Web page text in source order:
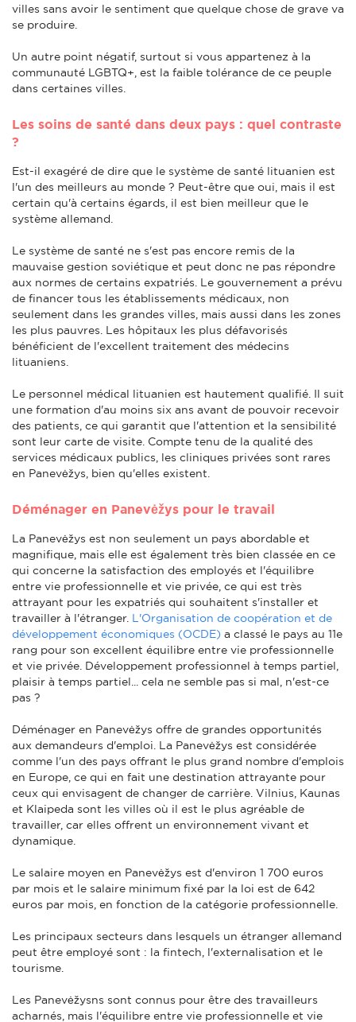
villes sans avoir le sentiment que quelque chose de grave va
se produire.
Un autre point négatif, surtout si vous appartenez à la
communauté LGBTQ+, est la faible tolérance de ce peuple
dans certaines villes.
Les soins de santé dans deux pays : quel contraste
?
Est-il exagéré de dire que le système de santé lituanien est
l'un des meilleurs au monde ? Peut-être que oui, mais il est
certain qu'à certains égards, il est bien meilleur que le
système allemand.
Le système de santé ne s'est pas encore remis de la
mauvaise gestion soviétique et peut donc ne pas répondre
aux normes de certains expatriés. Le gouvernement a prévu
de financer tous les établissements médicaux, non
seulement dans les grandes villes, mais aussi dans les zones
les plus pauvres. Les hôpitaux les plus défavorisés
bénéficient de l'excellent traitement des médecins
lituaniens.
Le personnel médical lituanien est hautement qualifié. Il suit
une formation d'au moins six ans avant de pouvoir recevoir
des patients, ce qui garantit que l'attention et la sensibilité
sont leur carte de visite. Compte tenu de la qualité des
services médicaux publics, les cliniques privées sont rares
en Panevėžys, bien qu'elles existent.
Déménager en Panevėžys pour le travail
La Panevėžys est non seulement un pays abordable et
magnifique, mais elle est également très bien classée en ce
qui concerne la satisfaction des employés et l'équilibre
entre vie professionnelle et vie privée, ce qui est très
attrayant pour les expatriés qui souhaitent s'installer et
travailler à l'étranger. L'Organisation de coopération et de
développement économiques (OCDE) a classé le pays au 11e
rang pour son excellent équilibre entre vie professionnelle
et vie privée. Développement professionnel à temps partiel,
plaisir à temps partiel... cela ne semble pas si mal, n'est-ce
pas ?
Déménager en Panevėžys offre de grandes opportunités
aux demandeurs d'emploi. La Panevėžys est considérée
comme l'un des pays offrant le plus grand nombre d'emplois
en Europe, ce qui en fait une destination attrayante pour
ceux qui envisagent de changer de carrière. Vilnius, Kaunas
et Klaipeda sont les villes où il est le plus agréable de
travailler, car elles offrent un environnement vivant et
dynamique.
Le salaire moyen en Panevėžys est d'environ 1 700 euros
par mois et le salaire minimum fixé par la loi est de 642
euros par mois, en fonction de la catégorie professionnelle.
Les principaux secteurs dans lesquels un étranger allemand
peut être employé sont : la fintech, l'externalisation et le
tourisme.
Les Panevėžysns sont connus pour être des travailleurs
acharnés, mais l'équilibre entre vie professionnelle et vie